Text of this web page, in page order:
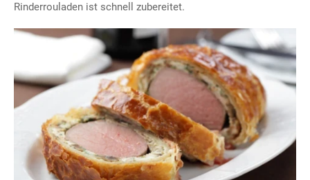
Rinderrouladen ist schnell zubereitet.